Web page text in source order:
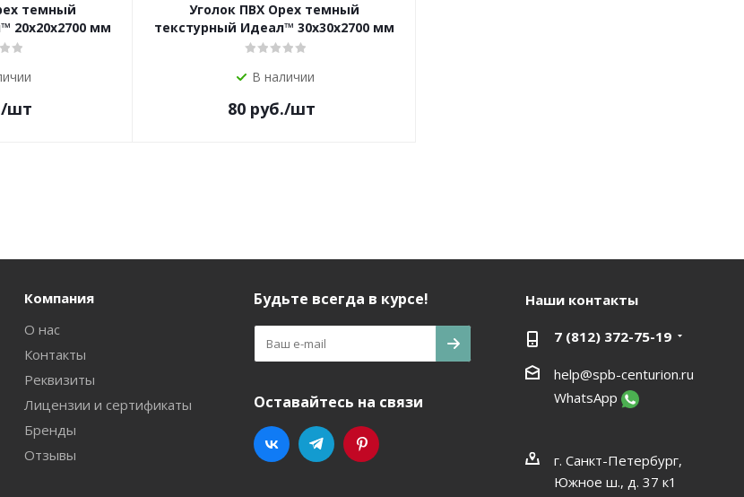
темный
20x20х2700 мм
/шт
Уголок ПВХ Орех темный
текстурный Идеал™ 30x30х2700 мм
В наличии
80руб./шт
Компания
О нас
Контакты
Реквизиты
Лицензии и сертификаты
Бренды
Отзывы
Будьте всегда в курсе!
Оставайтесь на связи
Наши контакты
7 (812) 372-75-19
help@spb-centurion.ru
WhatsApp
г. Санкт-Петербург,
Южное ш., д. 37 к1